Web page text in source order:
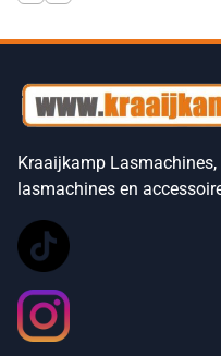
Kraaijkamp
lasmachines en